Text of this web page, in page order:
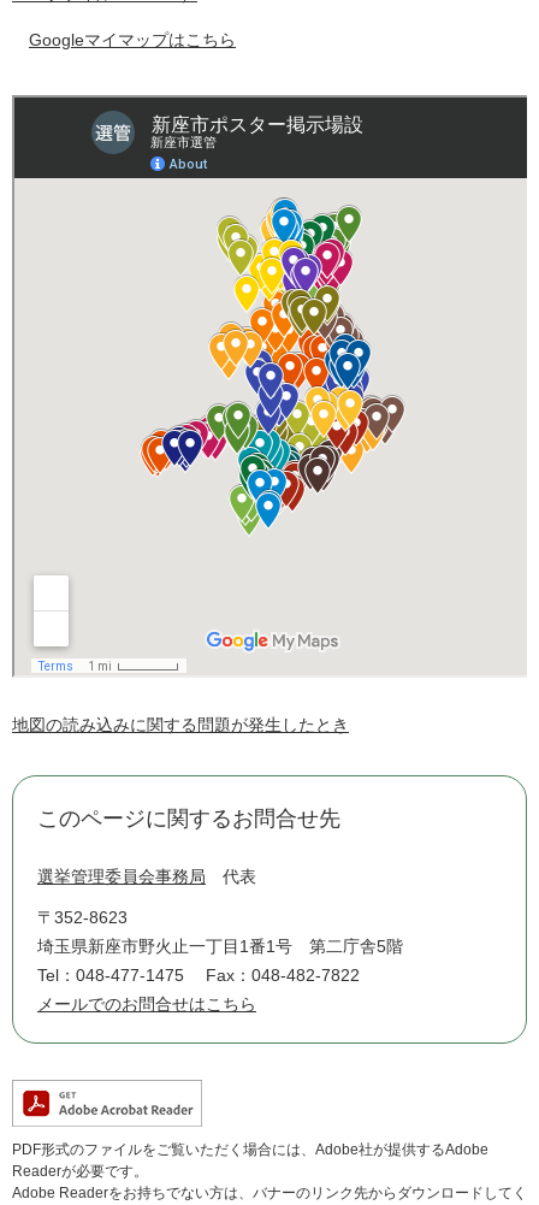
Googleマイマップはこちら
地図の読み込みに関する問題が発生したとき
このページに関するお問合せ先
選挙管理委員会事務局 代表
〒352-8623
埼玉県新座市野火止一丁目1番1号 第二庁舎5階
Tel：048-477-1475
Fax：048-482-7822
メールでのお問合せはこちら
PDF形式のファイルをご覧いただく場合には、Adobe社が提供するAdobe
Readerが必要です。
Adobe Readerをお持ちでない方は、バナーのリンク先からダウンロードしてく